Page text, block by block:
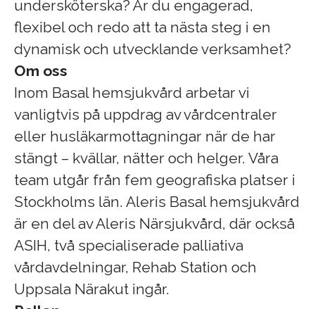
undersköterska? Är du engagerad,
flexibel och redo att ta nästa steg i en
dynamisk och utvecklande verksamhet?
Om oss
Inom Basal hemsjukvård arbetar vi
vanligtvis på uppdrag av vårdcentraler
eller husläkarmottagningar när de har
stängt – kvällar, nätter och helger. Våra
team utgår från fem geografiska platser i
Stockholms län. Aleris Basal hemsjukvård
är en del av Aleris Närsjukvård, där också
ASIH, två specialiserade palliativa
vårdavdelningar, Rehab Station och
Uppsala Närakut ingår.